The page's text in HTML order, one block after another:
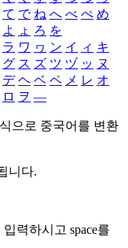
て で ね へ べ ぺ め
よ ょ ろ を
ラ ワ ヮ ン イ ィ キ
グ ス ズ ツ ヅ ッ ヌ
デ ヘ ベ ペ メ レ オ
ロ ヲ ―
으로 중국어를 변환
니다.
입력하시고 space를